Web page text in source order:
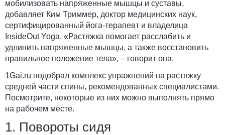
мобилизовать напряженные мышцы и суставы,
добавляет Ким Триммер, доктор медицинских наук,
сертифицированный йога-терапевт и владелица
InsideOut Yoga. «Растяжка помогает расслабить и
удлинить напряженные мышцы, а также восстановить
правильное положение тела», – говорит она.
1Gai.ru подобрал комплекс упражнений на растяжку
средней части спины, рекомендованных специалистами.
Посмотрите, некоторые из них можно выполнять прямо
на рабочем месте.
1. Повороты сидя